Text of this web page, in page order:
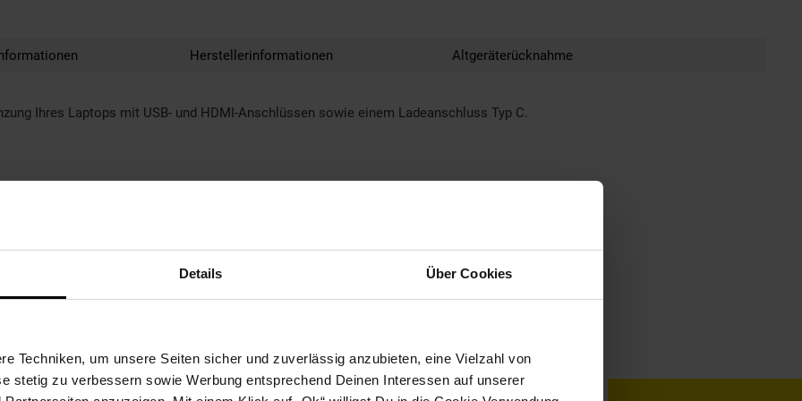
Details Über Cookies
Techniken, um unsere Seiten sicher und zuverlässig anzubieten, eine Vielzahl von
stetig zu verbessern sowie Werbung entsprechend Deinen Interessen auf unserer
Herstellerinformationen Altgeräterücknahme
Ihres Laptops mit USB- und HDMI-Anschlüssen sowie einem Ladeanschluss Typ C.